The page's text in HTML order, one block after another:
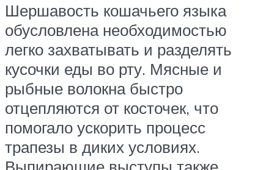
Шершавость кошачьего языка
обусловлена необходимостью
легко захватывать и разделять
кусочки еды во рту. Мясные и
рыбные волокна быстро
отцепляются от косточек, что
помогало ускорить процесс
трапезы в диких условиях.